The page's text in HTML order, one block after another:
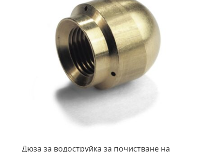
high
Дюза за водоструйка за почистване на